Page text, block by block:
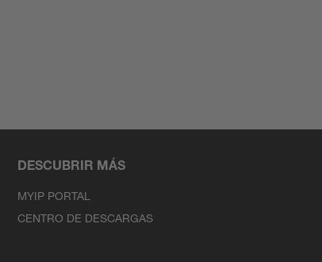
DESCUBRIR MÁS
MYIP PORTAL
CENTRO DE DESCARGAS